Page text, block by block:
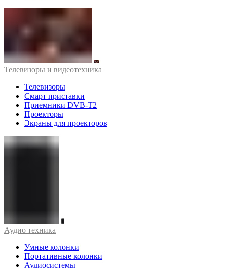
Телевизоры и видеотехника
Телевизоры
Смарт приставки
Приемники DVB-T2
Проекторы
Экраны для проекторов
Аудио техника
Умные колонки
Портативные колонки
Аудиосистемы